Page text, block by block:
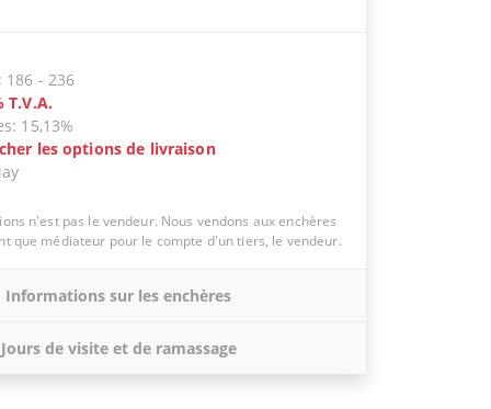
186 - 236
T.V.A.
: 15,13%
les options de livraison
n'est pas le vendeur. Nous vendons aux enchères
que médiateur pour le compte d'un tiers, le vendeur.
Informations sur les enchères
Jours de visite et de ramassage